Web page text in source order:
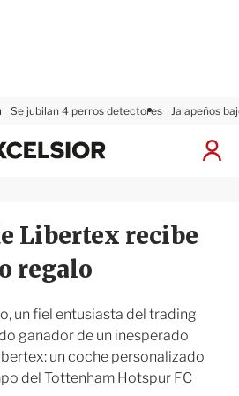
Se jubilan 4 perros detectores Jalapeños
I
x
i
Libertex recibe
regalo
un fiel entusiasta del trading
ganador de un inesperado
un coche personalizado
del Tottenham Hotspur FC